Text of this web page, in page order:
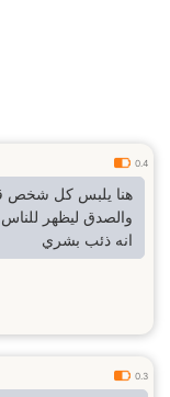
0.4
هنا يلبس كل شخص
والصدق ليظهر للناس
انه ذئب بشري
0.3